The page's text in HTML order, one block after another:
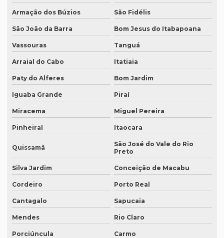
Empresa que traduz textos jurídicos em campinas
Empresa que traduz textos jurídicos em fortaleza
Empresa que transcreve áudios
Empresa que transcreve áudios em curitiba
Empresa que transcreve áudios em porto alegre
Empresa de revisão de textos em espanhol
Empresa de revisão de textos em francês
Empresa de revisão de textos em português
Empresa de revisão de textos técnicos
Empresa de tradução de artigos
Empresa de tradução de artigos em fortaleza
Empresa de tradução de artigos em inglês
Empresa de tradução de artigos no rio de janeiro
Armação dos Búzios São Fidélis
São João da Barra Bom Jesus do Itabapoana
Vassouras Tanguá
Arraial do Cabo Itatiaia
Paty do Alferes Bom Jardim
Iguaba Grande Piraí
Miracema Miguel Pereira
Pinheiral Itaocara
Quissamã
São José do Vale do Rio
Preto
Silva Jardim Conceição de Macabu
Cordeiro Porto Real
Cantagalo Sapucaia
Mendes Rio Claro
Porciúncula Carmo